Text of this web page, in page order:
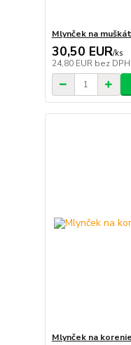
Mlynček na
30,50 EUR/ks
24,80 EUR bez DPH
Mlynček na